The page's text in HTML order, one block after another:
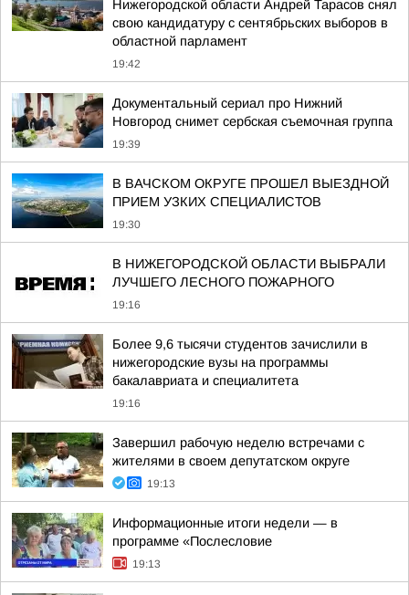
Нижегородской области Андрей Тарасов снял
свою кандидатуру с сентябрьских выборов в
областной парламент
19:42
Документальный сериал про Нижний
Новгород снимет сербская съемочная группа
19:39
В ВАЧСКОМ ОКРУГЕ ПРОШЕЛ ВЫЕЗДНОЙ
ПРИЕМ УЗКИХ СПЕЦИАЛИСТОВ
19:30
В НИЖЕГОРОДСКОЙ ОБЛАСТИ ВЫБРАЛИ
ЛУЧШЕГО ЛЕСНОГО ПОЖАРНОГО
19:16
Более 9,6 тысячи студентов зачислили в
нижегородские вузы на программы
бакалавриата и специалитета
19:16
Завершил рабочую неделю встречами с
жителями в своем депутатском округе
19:13
Информационные итоги недели — в
программе «Послесловие
19:13